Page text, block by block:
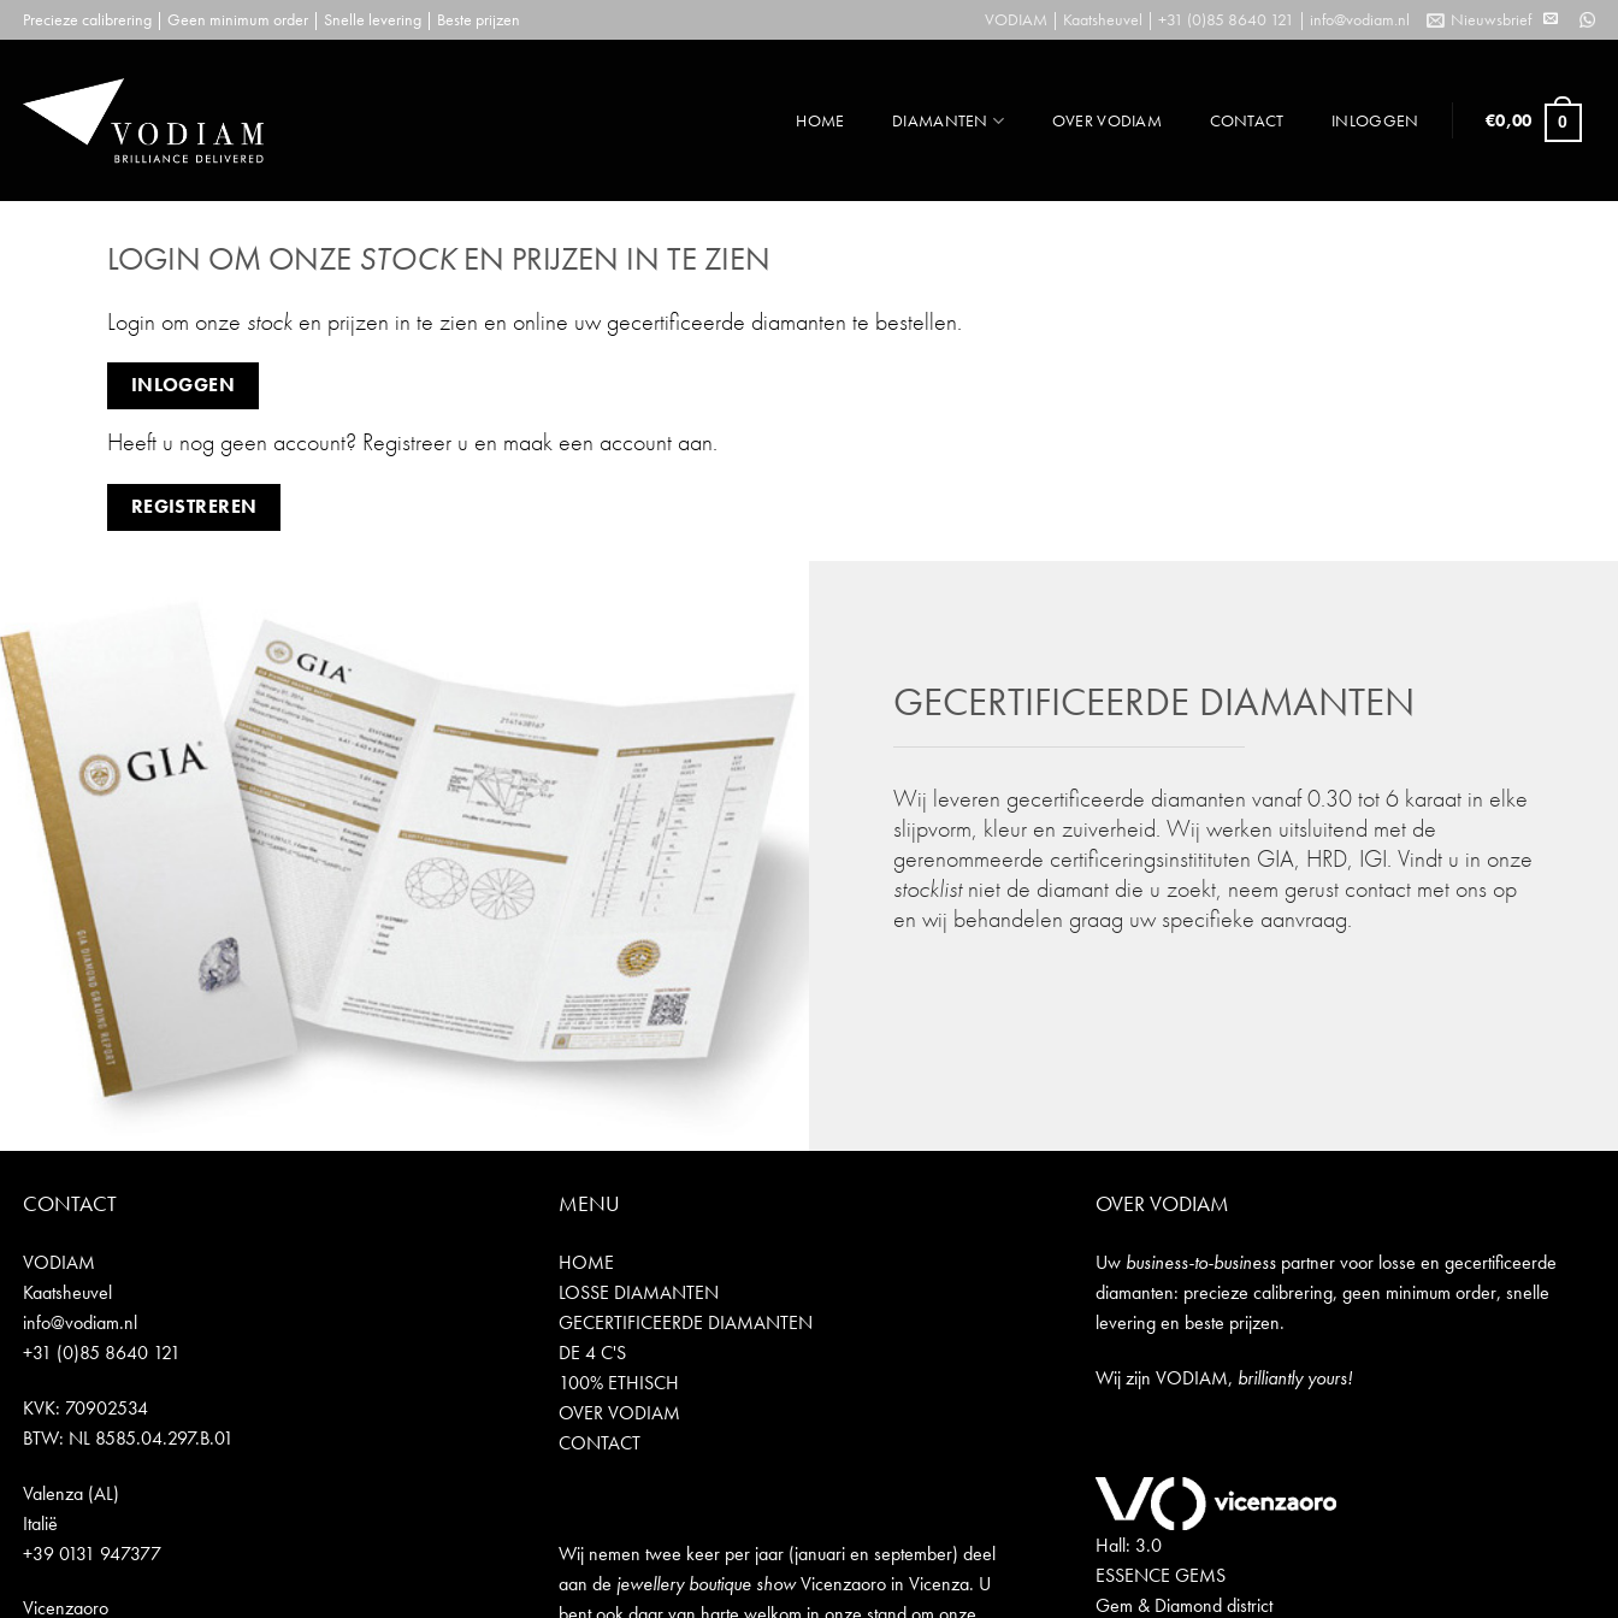
Skip
to
Precieze calibrering | Geen minimum order | Snelle levering | Beste prijzen VODIAM | Kaatsheuvel | +31 (0)85 8640 121 | info@vodiam.nl Nieuwsbrief
HOME DIAMANTEN OVER VODIAM CONTACT INLOGGEN €0,00 0
LOGIN OM ONZE STOCKEN PRIJZEN IN TE ZIEN
Login om onze stock en prijzen in te zien en online uw gecertificeerde diamanten te bestellen.
INLOGGEN
Heeft u nog geen account? Registreer u en maak een account aan.
REGISTREREN
GECERTIFICEERDE DIAMANTEN
Wij leveren gecertificeerde diamanten vanaf 0.30 tot 6 karaat in elke
slijpvorm, kleur en zuiverheid. Wij werken uitsluitend met de
gerenommeerde certificeringsinstitituten GIA, HRD, IGI. Vindt u in onze
stocklistniet de diamant die u zoekt, neem gerust contact met ons op
en wij behandelen graag uw specifieke aanvraag.
CONTACT
VODIAM
Kaatsheuvel
info@vodiam.nl
+31 (0)85 8640 121
KVK: 70902534
BTW: NL 8585.04.297.B.01
Valenza (AL)
Italië
+39 0131 947377
Vicenzaoro
MENU
HOME
LOSSE DIAMANTEN
GECERTIFICEERDE DIAMANTEN
DE 4 C'S
100% ETHISCH
OVER VODIAM
CONTACT
Wij nemen twee keer per jaar (januari en september) deel
aan de jewellery boutique showVicenzaoro in Vicenza. U
OVER VODIAM
Uw business-to-businesspartner voor losse en gecertificeerde
diamanten: precieze calibrering, geen minimum order, snelle
levering en beste prijzen.
Wij zijn VODIAM, brilliantly yours!
Hall: 3.0
ESSENCE GEMS
Gem & Diamond district